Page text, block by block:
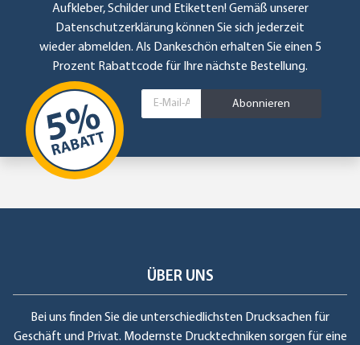
Aufkleber, Schilder und Etiketten! Gemäß unserer
Datenschutzerklärungkönnen Sie sich jederzeit
wieder abmelden. Als Dankeschön erhalten Sie einen 5
Prozent Rabattcode für Ihre nächste Bestellung.
Abonnieren
ÜBER UNS
Bei uns finden Sie die unterschiedlichsten Drucksachen für
Geschäft und Privat. Modernste Drucktechniken sorgen für eine